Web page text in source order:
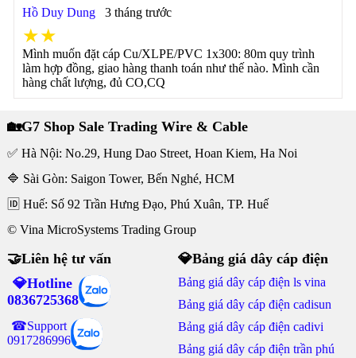
Hồ Duy Dung 3 tháng trước
★★
Mình muốn đặt cáp Cu/XLPE/PVC 1x300: 80m quy trình
làm hợp đồng, giao hàng thanh toán như thế nào. Mình cần
hàng chất lượng, đủ CO,CQ
🏡G7 Shop Sale Trading Wire & Cable
✅ Hà Nội: No.29, Hung Dao Street, Hoan Kiem, Ha Noi
🔷 Sài Gòn: Saigon Tower, Bến Nghé, HCM
🆔 Huế: Số 92 Trần Hưng Đạo, Phú Xuân, TP. Huế
© Vina MicroSystems Trading Group
🤝Liên hệ tư vấn
💎Hotline
0836725368
☎Support
0917286996
💎Bảng giá dây cáp điện
Bảng giá dây cáp điện ls vina
Bảng giá dây cáp điện cadisun
Bảng giá dây cáp điện cadivi
Bảng giá dây cáp điện trần phú